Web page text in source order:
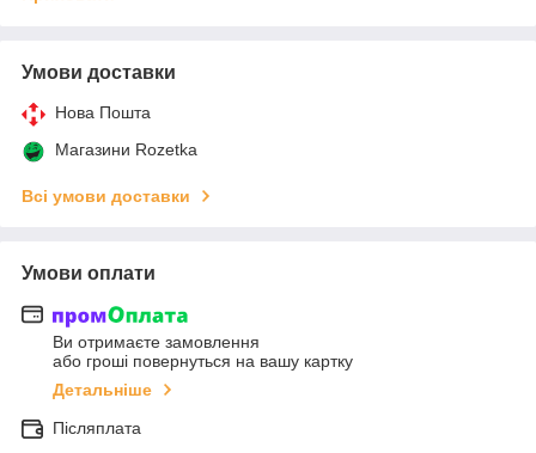
Умови доставки
Нова Пошта
Магазини Rozetka
Всі умови доставки
Умови оплати
Ви отримаєте замовлення
або гроші повернуться на вашу картку
Детальніше
Післяплата